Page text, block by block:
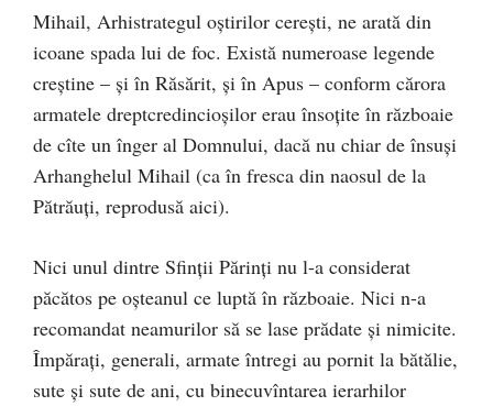
Mihail, Arhistrategul oştirilor cereşti, ne arată din
icoane spada lui de foc. Există numeroase legende
creştine – și în Răsărit, și în Apus – conform cărora
armatele dreptcredincioşilor erau însoţite în războaie
de cîte un înger al Domnului, dacă nu chiar de însuşi
Arhanghelul Mihail (ca în fresca din naosul de la
Pătrăuţi, reprodusă aici).
Nici unul dintre Sfinţii Părinţi nu l-a considerat
păcătos pe oşteanul ce luptă în războaie. Nici n-a
recomandat neamurilor să se lase prădate şi nimicite.
Împăraţi, generali, armate întregi au pornit la bătălie,
sute şi sute de ani, cu binecuvîntarea ierarhilor